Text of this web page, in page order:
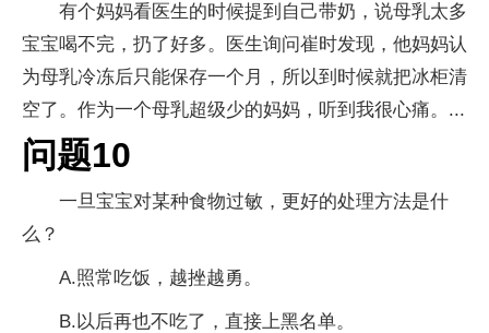
有个妈妈看医生的时候提到自己带奶，说母乳太多
宝宝喝不完，扔了好多。医生询问崔时发现，他妈妈认
为母乳冷冻后只能保存一个月，所以到时候就把冰柜清
空了。作为一个母乳超级少的妈妈，听到我很心痛。...
问题10
一旦宝宝对某种食物过敏，更好的处理方法是什
么？
A.照常吃饭，越挫越勇。
B.以后再也不吃了，直接上黑名单。